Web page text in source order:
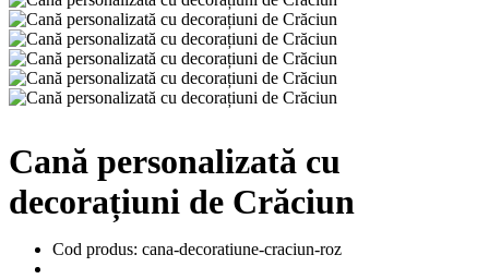
Cană personalizată cu
decorațiuni de Crăciun
Cod produs: cana-decoratiune-craciun-roz